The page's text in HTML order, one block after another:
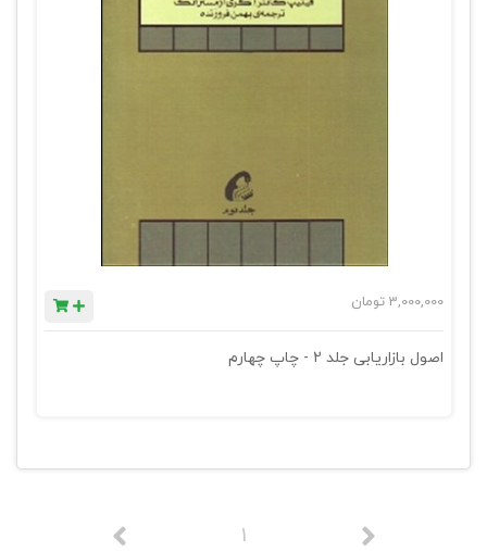
3,000,000 تومان
اصول بازاریابی جلد 2 - چاپ چهارم
1